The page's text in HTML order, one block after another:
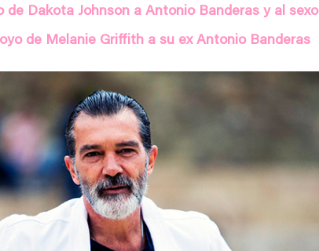
de Dakota Johnson a Antonio Banderas y al sexo
de Melanie Griffith a su ex Antonio Banderas